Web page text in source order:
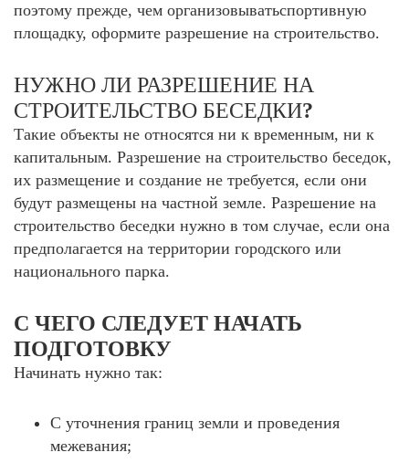
поэтому прежде, чем организовыватьспортивную
площадку, оформите разрешение на строительство.
НУЖНО ЛИ РАЗРЕШЕНИЕ НА
СТРОИТЕЛЬСТВО БЕСЕДКИ?
Такие объекты не относятся ни к временным, ни к
капитальным. Разрешение на строительство беседок,
их размещение и создание не требуется, если они
будут размещены на частной земле. Разрешение на
строительство беседки нужно в том случае, если она
предполагается на территории городского или
национального парка.
С ЧЕГО СЛЕДУЕТ НАЧАТЬ
ПОДГОТОВКУ
Начинать нужно так:
С уточнения границ земли и проведения
межевания;